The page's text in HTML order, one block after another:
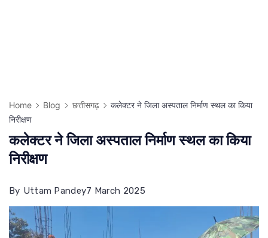
Home Blog छत्तीसगढ़
कलेक्टर ने जिला अस्पताल निर्माण स्थल का किया
निरीक्षण
कलेक्टर ने जिला अस्पताल निर्माण स्थल का किया
निरीक्षण
By Uttam Pandey7 March 2025